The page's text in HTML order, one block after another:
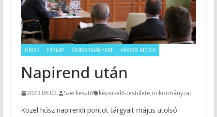
HÍREK HÍRLAP ÖNKORMÁNYZAT VÁROSI MÉDIA
Napirend után
2023.06.02. Szerkesztő képviselő-testülete,önkormányzat
Közel húsz napirendi pontot tárgyalt május utolsó